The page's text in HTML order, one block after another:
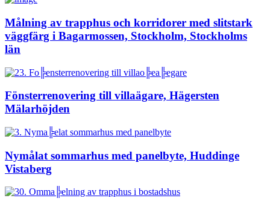
Målning av trapphus och korridorer med slitstark
väggfärg i Bagarmossen, Stockholm, Stockholms
län
Fönsterrenovering till villaägare, Hägersten
Mälarhöjden
Nymålat sommarhus med panelbyte, Huddinge
Vistaberg